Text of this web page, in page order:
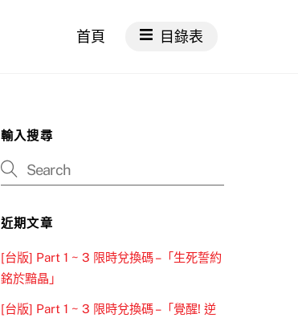
首頁 目錄表
輸入搜尋
近期文章
[台版] Part 1 ~ 3 限時兌換碼 –「生死誓約
銘於黯晶」
[台版] Part 1 ~ 3 限時兌換碼 –「覺醒! 逆